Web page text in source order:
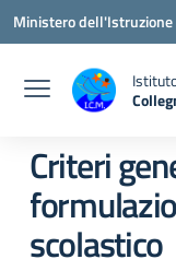
Vai ai contenuti
Vai al menu di
Vai al footer
Ministero
Criteri
scolastico